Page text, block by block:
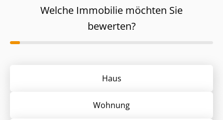
Welche Immobilie möchten Sie
bewerten?
Haus
Wohnung